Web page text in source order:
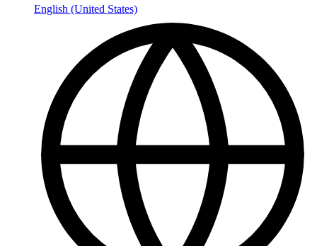
English (United States)